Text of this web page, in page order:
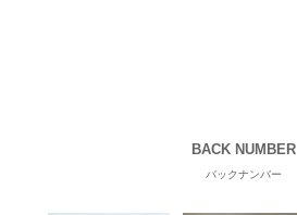
BACK NUMBER
バックナンバー